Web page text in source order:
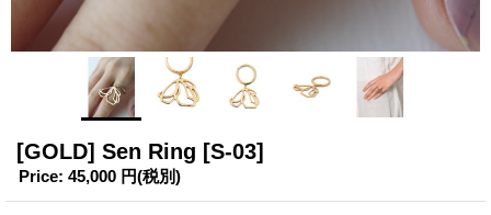
[GOLD] Sen Ring [S-03]
Price: 45,000 円(税別)